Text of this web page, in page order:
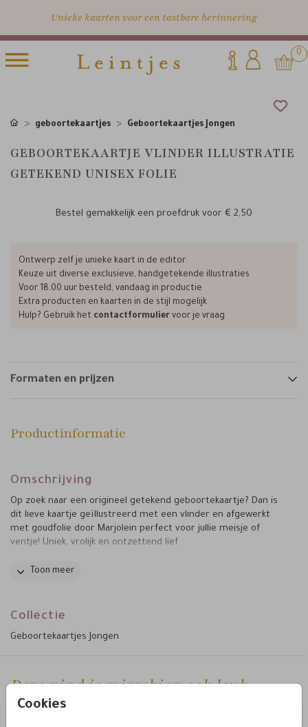
Unieke kaarten voor een tastbare herinnering
0
Cookies
geboortekaartjes Geboortekaartjes Jongen
GEBOORTEKAARTJE VLINDER ILLUSTRATIE
GETEKEND UNISEX FOLIE
Bestel gemakkelijk een proefdruk voor € 2,50
Ontwerp zelf je unieke kaart in de editor
Keuze uit diverse exclusieve, handgetekende illustraties
Voor 18.00 uur besteld, vandaag in productie
Extra producten en kaarten in de stijl mogelijk
Hulp? Gebruik het contactformulier voor je vraag
Formaten en prijzen
Productinformatie
Omschrijving
Op zoek naar een origineel getekend geboortekaartje? Dan is
dit lieve kaartje geïllustreerd met een vlinder en afgewerkt
met goudfolie door Marjolein perfect voor jullie meisje of
ventje! Uniek, vrolijk en ontzettend lief.
Tips van Marjolein:
• Maak de verzending compleet en plak de envelop dicht met
super simpel elementen zelf toe of verwijder details. Er is
lettertypes. Met een ander lettertype of achtergrond creëer
Toon meer
Collectie
Geboortekaartjes Jongen
Deze vind je misschien ook leuk